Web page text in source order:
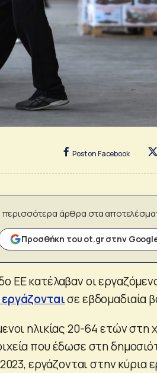
Post on Facebook
άρθρα στα
Προσθήκη του ot.gr στην
ΕΕ κατέλαβαν οι
σε εβδομαδιαία
ηλικίας 20-64 ετών
που έδωσε στη
εργάζονται στην κύρια